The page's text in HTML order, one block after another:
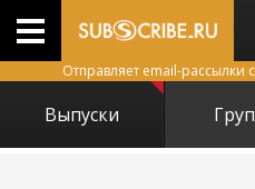
Отправляет email-
Выпуски